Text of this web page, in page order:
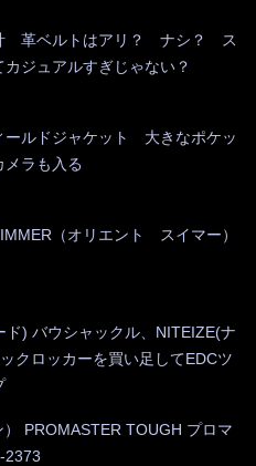
革ベルトはアリ？ ナシ？ ス
ジュアルすぎじゃない？
ールドジャケット 大きなポケッ
メラも入る
（オリエント スイマー）
ド) バウシャックル、NITEIZE(ナ
クロッカーを買い足してEDCツ
PROMASTER TOUGH プロマ
2373